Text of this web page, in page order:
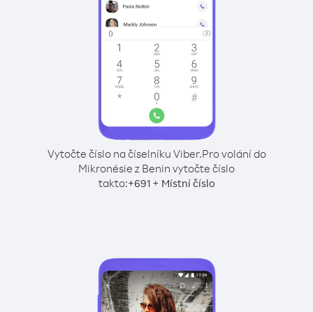
Vytočte číslo na číselníku Viber.Pro volání do
Mikronésie z Benin vytočte číslo
takto:+691+ Místní číslo